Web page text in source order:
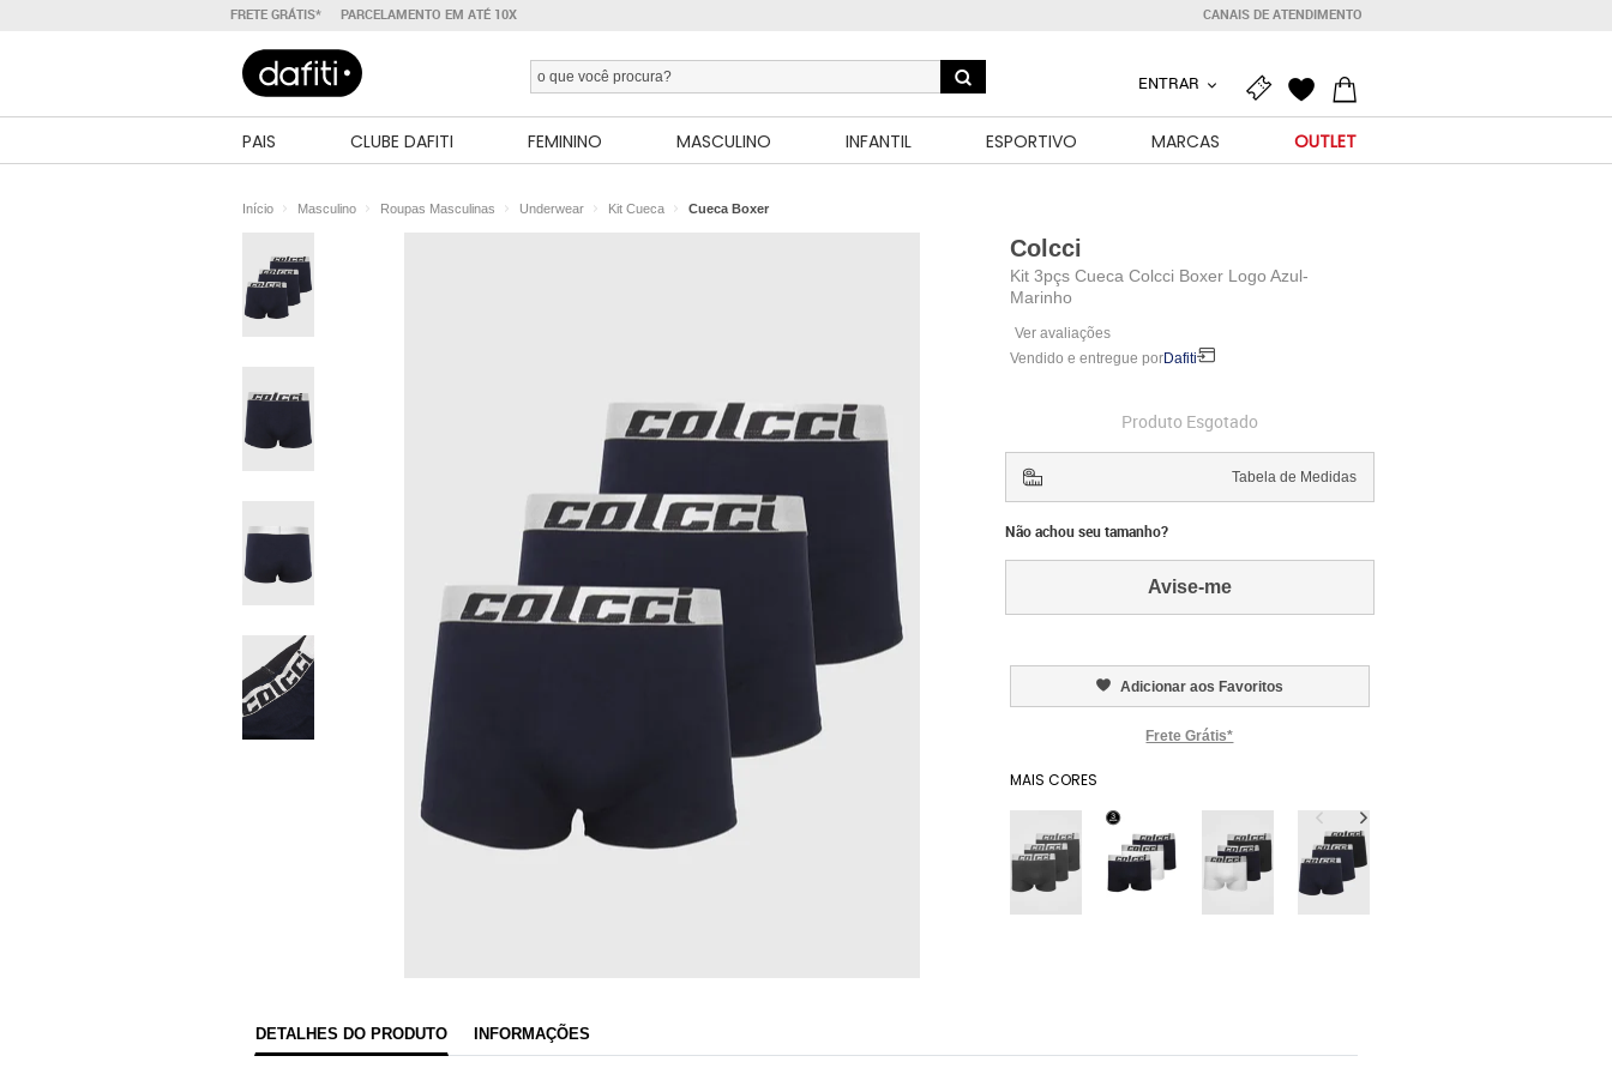
FRETE GRÁTIS* PARCELAMENTO EM ATÉ 10X CANAIS DE ATENDIMENTO
ENTRAR
PAIS CLUBE DAFITI FEMININO MASCULINO INFANTIL ESPORTIVO MARCAS OUTLET
Início Masculino Roupas Masculinas Underwear Kit Cueca Cueca Boxer
Colcci
Kit 3pçs Cueca Colcci Boxer Logo Azul-
Marinho
Ver avaliações
Vendido e entregue porDafiti
Razão Social
Produto Esgotado
Tabela de Medidas
Não achou seu tamanho?
Avise-me
Adicionar aos Favoritos
Frete Grátis*
MAIS CORES
DETALHES DO PRODUTO INFORMAÇÕES